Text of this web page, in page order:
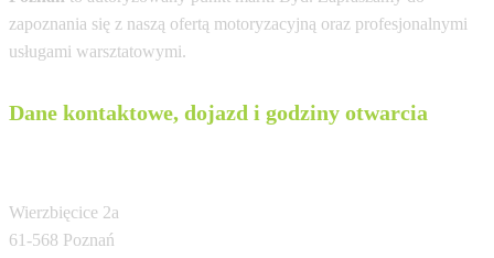
zapoznania się z naszą ofertą motoryzacyjną oraz profesjonalnymi
usługami warsztatowymi.
Dane kontaktowe, dojazd i godziny otwarcia
Wierzbięcice 2a
61-568 Poznań